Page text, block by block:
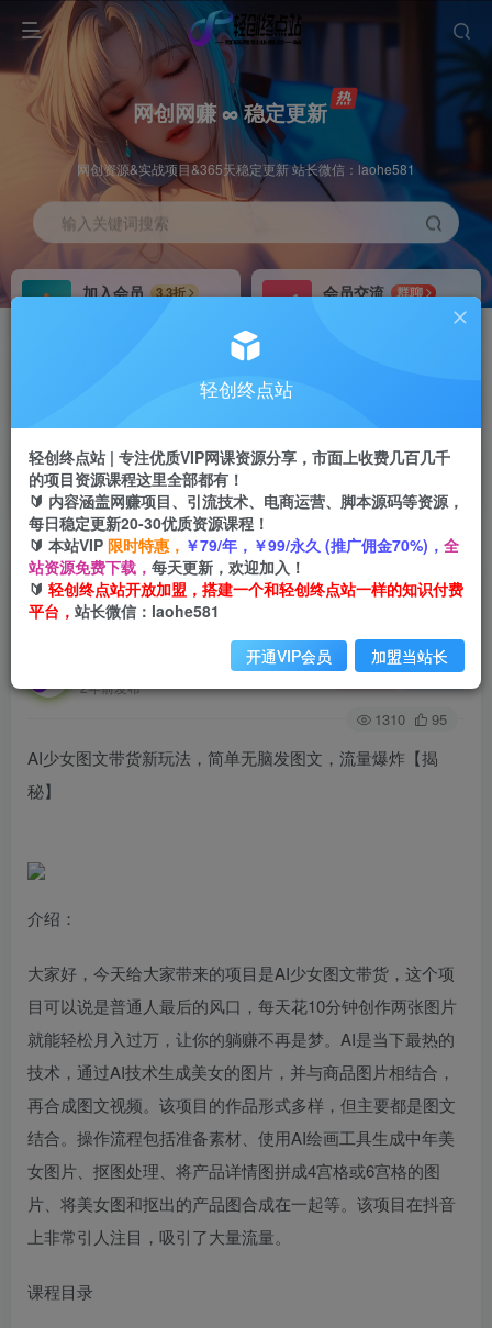
网创网赚 ∞ 稳定更新
网创资源&实战项目&365天稳定更新 站长微信：laohe581
输入关键词搜索
加入会员
3.3折
会员交流
群聊
首页 创业课程 会员免费 正文
AI少女图文带货新玩法，简单无脑发图文，流量爆
炸【揭秘】
2年前发布
关注 私信
1310 95
AI少女图文带货新玩法，简单无脑发图文，流量爆炸【揭
秘】
介绍：
大家好，今天给大家带来的项目是AI少女图文带货，这个项
目可以说是普通人最后的风口，每天花10分钟创作两张图片
就能轻松月入过万，让你的躺赚不再是梦。AI是当下最热的
技术，通过AI技术生成美女的图片，并与商品图片相结合，
再合成图文视频。该项目的作品形式多样，但主要都是图文
结合。操作流程包括准备素材、使用AI绘画工具生成中年美
女图片、抠图处理、将产品详情图拼成4宫格或6宫格的图
片、将美女图和抠出的产品图合成在一起等。该项目在抖音
上非常引人注目，吸引了大量流量。
课程目录
轻创终点站
轻创终点站 | 专注优质VIP网课资源分享，市面上收费几百几千
的项目资源课程这里全部都有！
🔰 内容涵盖网赚项目、引流技术、电商运营、脚本源码等资源，
每日稳定更新20-30优质资源课程！
🔰 本站VIP 限时特惠， ￥79/年，￥99/永久 (推广佣金70%)， 全
站资源免费下载， 每天更新，欢迎加入！
🔰 轻创终点站开放加盟，搭建一个和轻创终点站一样的知识付费
平台， 站长微信：laohe581
开通VIP会员 加盟当站长